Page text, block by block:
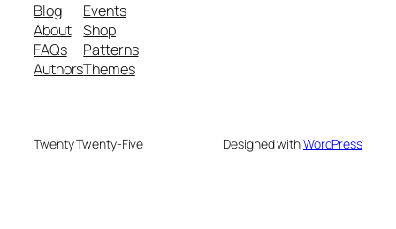
Blog
About
FAQs
Authors
Events
Shop
Patterns
Themes
Twenty Twenty-Five Designed withWordPress